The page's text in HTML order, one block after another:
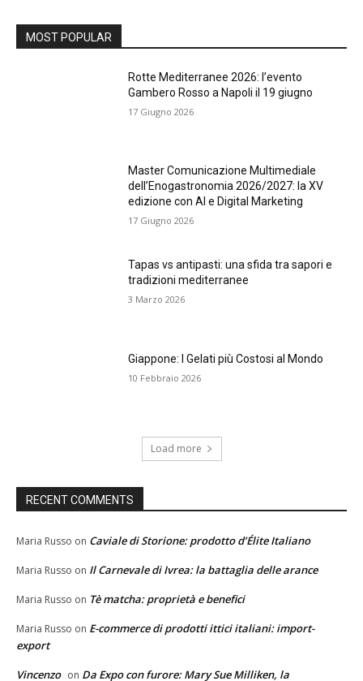
MOST POPULAR
Rotte Mediterranee 2026: l’evento
Gambero Rosso a Napoli il 19 giugno
17 Giugno 2026
Master Comunicazione Multimediale
dell’Enogastronomia 2026/2027: la XV
edizione con AI e Digital Marketing
17 Giugno 2026
Tapas vs antipasti: una sfida tra sapori e
tradizioni mediterranee
3 Marzo 2026
Giappone: I Gelati più Costosi al Mondo
10 Febbraio 2026
Load more
RECENT COMMENTS
Maria Russo on Caviale di Storione: prodotto d’Élite Italiano
Maria Russo on Il Carnevale di Ivrea: la battaglia delle arance
Maria Russo on Tè matcha: proprietà e benefici
Maria Russo on E-commerce di prodotti ittici italiani: import-
export
Vincenzo on Da Expo con furore: Mary Sue Milliken, la